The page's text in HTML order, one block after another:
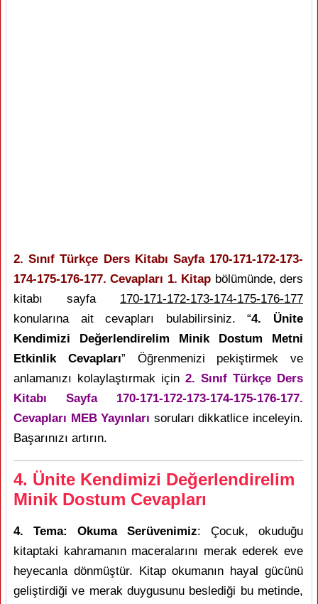
2. Sınıf Türkçe Ders Kitabı Sayfa 170-171-172-173-
174-175-176-177. Cevapları 1. Kitap bölümünde, ders
kitabı sayfa 170-171-172-173-174-175-176-177
konularına ait cevapları bulabilirsiniz. “4. Ünite
Kendimizi Değerlendirelim Minik Dostum Metni
Etkinlik Cevapları” Öğrenmenizi pekiştirmek ve
anlamanızı kolaylaştırmak için 2. Sınıf Türkçe Ders
Kitabı Sayfa 170-171-172-173-174-175-176-177.
Cevapları MEB Yayınları soruları dikkatlice inceleyin.
Başarınızı artırın.
4. Ünite Kendimizi Değerlendirelim
Minik Dostum Cevapları
4. Tema: Okuma Serüvenimiz: Çocuk, okuduğu
kitaptaki kahramanın maceralarını merak ederek eve
heyecanla dönmüştür. Kitap okumanın hayal gücünü
geliştirdiği ve merak duygusunu beslediği bu metinde,